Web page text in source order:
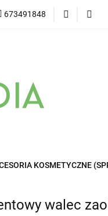
673491848
Kategorie
KOSMETYCZNE
walec